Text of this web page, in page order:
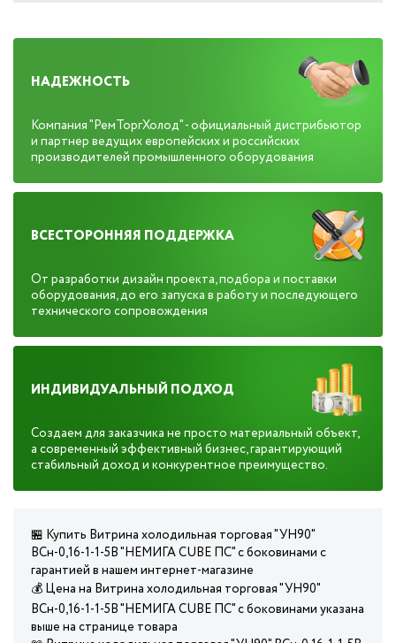
НАДЕЖНОСТЬ
Компания "РемТоргХолод" - официальный дистрибьютор
и партнер ведущих европейских и российских
производителей промышленного оборудования
ВСЕСТОРОННЯЯ ПОДДЕРЖКА
От разработки дизайн проекта, подбора и поставки
оборудования, до его запуска в работу и последующего
технического сопровождения
ИНДИВИДУАЛЬНЫЙ ПОДХОД
Создаем для заказчика не просто материальный объект,
а современный эффективный бизнес, гарантирующий
стабильный доход и конкурентное преимущество.
🏪 Купить Витрина холодильная торговая "УН90"
ВСн-0,16-1-1-5В "НЕМИГА CUBE ПС" с боковинами с
гарантией в нашем интернет-магазине
💰 Цена на Витрина холодильная торговая "УН90"
ВСн-0,16-1-1-5В "НЕМИГА CUBE ПС" с боковинами указана
выше на странице товара